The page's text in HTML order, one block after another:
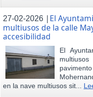
27-02-2026 | El
multiusos de la calle
accesibilidad
El
en la nave multiusos sit...